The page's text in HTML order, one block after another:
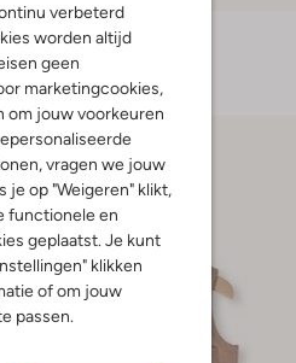
verbeterd
worden altijd
geen
marketingcookies,
om jouw voorkeuren
vragen we jouw
je op "Weigeren" klikt,
functionele en
geplaatst. Je kunt
klikken
of om jouw
passen.
Lil' Atelier
Legging
€ 17,99